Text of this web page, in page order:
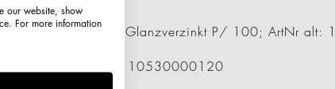
Lochplattenhaken Glanzverzinkt P/ 100; ArtNr
Artikelnummer: 1110530000120
our website, show
For more information